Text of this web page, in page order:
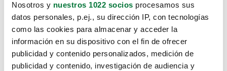
Nosotros y nuestros 1022 socios procesamos sus
datos personales, p.ej., su dirección IP, con tecnologías
como las cookies para almacenar y acceder la
información en su dispositivo con el fin de ofrecer
publicidad y contenido personalizados, medición de
publicidad y contenido, investigación de audiencia y
Lo sentimos, no sabemos como
te hemos traido hasta aquí.